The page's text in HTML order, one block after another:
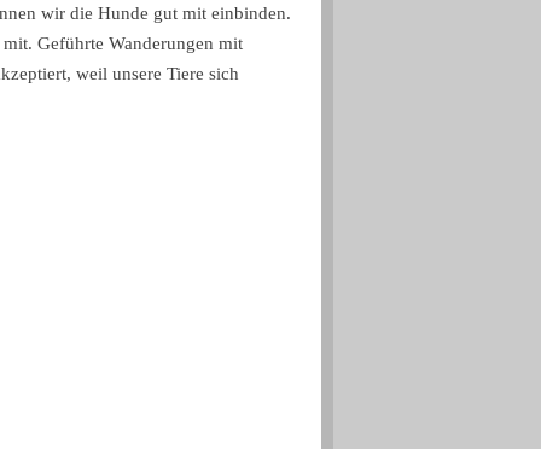
wir die Hunde gut mit einbinden.
Geführte Wanderungen mit
weil unsere Tiere sich